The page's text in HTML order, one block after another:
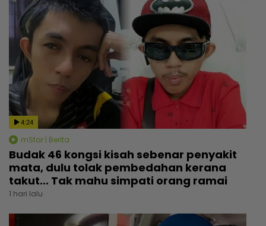
4:24
mStar | Berita
Budak 46 kongsi kisah sebenar penyakit
mata, dulu tolak pembedahan kerana
takut... Tak mahu simpati orang ramai
1 hari lalu